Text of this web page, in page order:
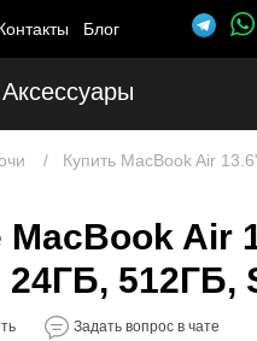
Блог
Аксессуары
Купить MacBook Air
Air
24ГБ, 512ГБ,
Задать вопрос в чате